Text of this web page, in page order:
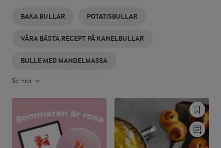
BAKA BULLAR POTATISBULLAR
VÅRA BÄSTA RECEPT PÅ KANELBULLAR
BULLE MED MANDELMASSA
Se mer